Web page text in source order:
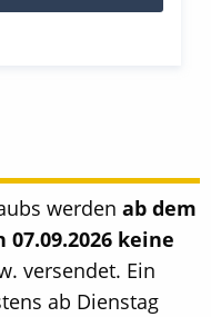
werden ab dem
keine
versendet. Ein
ab Dienstag